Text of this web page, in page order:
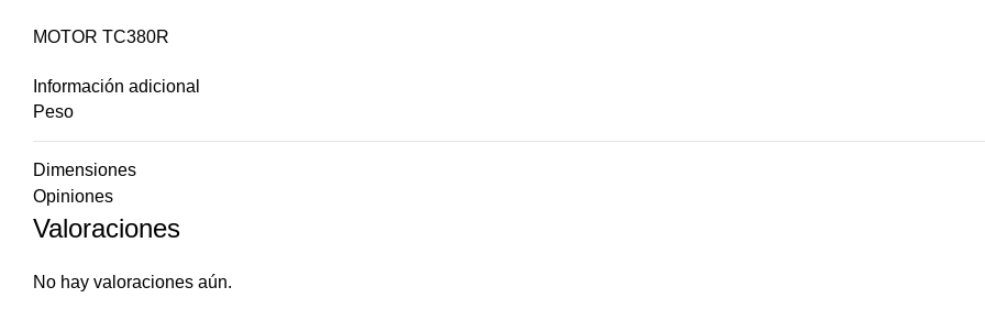
MOTOR TC380R
Información adicional
Peso
Dimensiones
Opiniones
Valoraciones
No hay valoraciones aún.